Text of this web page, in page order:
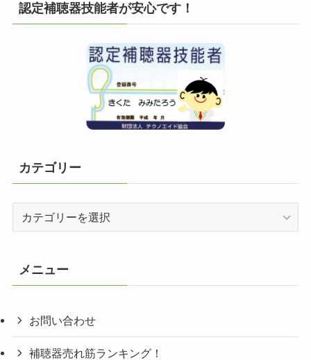
認定補聴器技能者が安心です！
カテゴリー
メニュー
お問い合わせ
補聴器売れ筋ランキング！